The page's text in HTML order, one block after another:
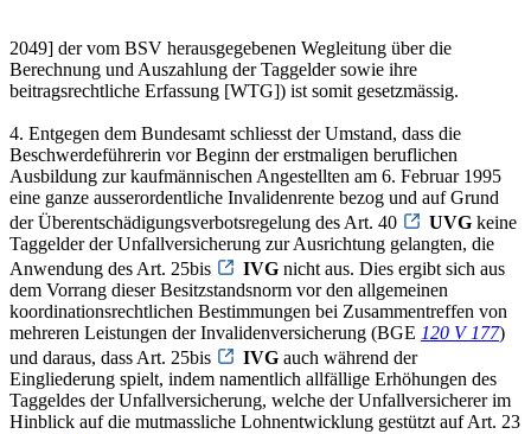
2049] der vom BSV herausgegebenen Wegleitung über die
Berechnung und Auszahlung der Taggelder sowie ihre
beitragsrechtliche Erfassung [WTG]) ist somit gesetzmässig.
4. Entgegen dem Bundesamt schliesst der Umstand, dass die
Beschwerdeführerin vor Beginn der erstmaligen beruflichen
Ausbildung zur kaufmännischen Angestellten am 6. Februar 1995
eine ganze ausserordentliche Invalidenrente bezog und auf Grund
der Überentschädigungsverbotsregelung des Art. 40
UVG keine
Taggelder der Unfallversicherung zur Ausrichtung gelangten, die
Anwendung des Art. 25bis
IVG nicht aus. Dies ergibt sich aus
dem Vorrang dieser Besitzstandsnorm vor den allgemeinen
koordinationsrechtlichen Bestimmungen bei Zusammentreffen von
mehreren Leistungen der Invalidenversicherung (BGE 120 V 177)
und daraus, dass Art. 25bis
IVG auch während der
Eingliederung spielt, indem namentlich allfällige Erhöhungen des
Taggeldes der Unfallversicherung, welche der Unfallversicherer im
Hinblick auf die mutmassliche Lohnentwicklung gestützt auf Art. 23